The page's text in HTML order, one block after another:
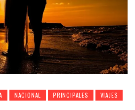
NACIONAL PRINCIPALES
VIAJES